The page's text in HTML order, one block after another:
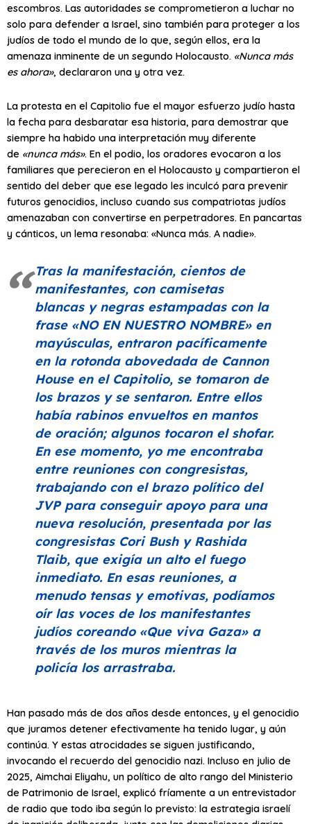
escombros. Las autoridades se comprometieron a luchar no
solo para defender a Israel, sino también para proteger a los
judíos de todo el mundo de lo que, según ellos, era la
amenaza inminente de un segundo Holocausto. «Nunca más
es ahora», declararon una y otra vez.
La protesta en el Capitolio fue el mayor esfuerzo judío hasta
la fecha para desbaratar esa historia, para demostrar que
siempre ha habido una interpretación muy diferente
de «nunca más». En el podio, los oradores evocaron a los
familiares que perecieron en el Holocausto y compartieron el
sentido del deber que ese legado les inculcó para prevenir
futuros genocidios, incluso cuando sus compatriotas judíos
amenazaban con convertirse en perpetradores. En pancartas
y cánticos, un lema resonaba: «Nunca más. A nadie».
Tras la manifestación, cientos de
manifestantes, con camisetas
blancas y negras estampadas con la
frase «NO EN NUESTRO NOMBRE»en
mayúsculas, entraron pacíficamente
en la rotonda abovedada de Cannon
House en el Capitolio, se tomaron de
los brazos y se sentaron. Entre ellos
había rabinos envueltos en mantos
de oración; algunos tocaron el shofar.
En ese momento, yo me encontraba
entre reuniones con congresistas,
trabajando con el brazo político del
JVP para conseguir apoyo para una
nueva resolución, presentada por las
congresistas Cori Bush y Rashida
Tlaib, que exigía un alto el fuego
inmediato. En esas reuniones, a
menudo tensas y emotivas, podíamos
oír las voces de los manifestantes
judíos coreando «Que viva Gaza»a
través de los muros mientras la
policía los arrastraba.
Han pasado más de dos años desde entonces, y el genocidio
que juramos detener efectivamente ha tenido lugar, y aún
continúa. Y estas atrocidades se siguen justificando,
invocando el recuerdo del genocidio nazi. Incluso en julio de
2025, Aimchai Eliyahu, un político de alto rango del Ministerio
de Patrimonio de Israel, explicó fríamente a un entrevistador
de radio que todo iba según lo previsto: la estrategia israelí